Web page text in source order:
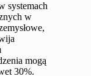
systemach
w
mogą
30%.